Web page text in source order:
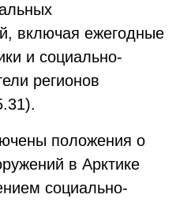
включая ежегодные
и социально-
регионов
положения о
в Арктике
социально-